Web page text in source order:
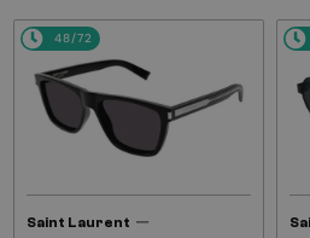
48/72
Saint Laurent —